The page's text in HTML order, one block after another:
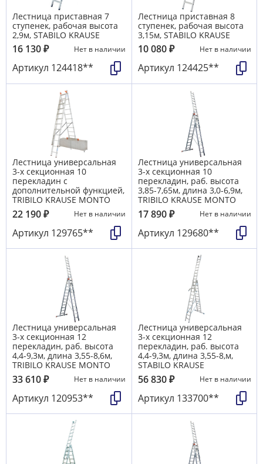
Лестница приставная 7
ступенек, рабочая высота
2,9м, STABILO KRAUSE
16 130₽ Нет в наличии
Артикул 124418**
Лестница приставная 8
ступенек, рабочая высота
3,15м, STABILO KRAUSE
10 080₽ Нет в наличии
Артикул 124425**
Лестница универсальная
3-х секционная 10
перекладин с
дополнительной функцией,
TRIBILO KRAUSE MONTO
22 190₽ Нет в наличии
Артикул 129765**
Лестница универсальная
3-х секционная 10
перекладин, раб. высота
3,85-7,65м, длина 3,0-6,9м,
TRIBILO KRAUSE MONTO
17 890₽ Нет в наличии
Артикул 129680**
Лестница универсальная
3-х секционная 12
перекладин, раб. высота
4,4-9,3м, длина 3,55-8,6м,
TRIBILO KRAUSE MONTO
33 610₽ Нет в наличии
Артикул 120953**
Лестница универсальная
3-х секционная 12
перекладин, раб. высота
4,4-9,3м, длина 3,55-8,м,
STABILO KRAUSE
56 830₽ Нет в наличии
Артикул 133700**